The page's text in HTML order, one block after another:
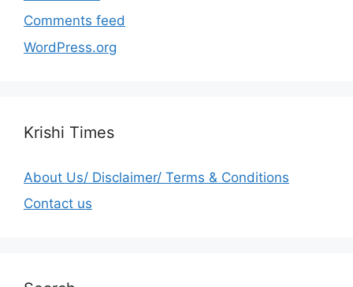
Comments feed
WordPress.org
Krishi Times
About Us/ Disclaimer/ Terms & Conditions
Contact us